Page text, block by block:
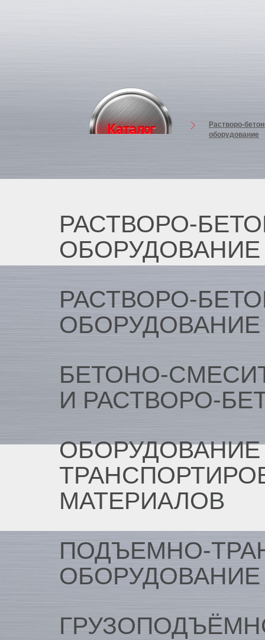
Растворо-
оборудование
РАСТВОРО-
ОБОРУДОВАНИЕ
РАСТВОРО-
ОБОРУДОВАНИЕ
БЕТОНО-
И РАСТВОРО-
ОБОРУДОВАНИЕ
МАТЕРИАЛОВ
ПОДЪЕМНО-
ОБОРУДОВАНИЕ